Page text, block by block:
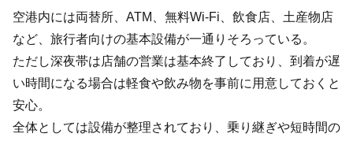
空港内には両替所、ATM、無料Wi-Fi、飲食店、土産物店
など、旅行者向けの基本設備が一通りそろっている。
ただし深夜帯は店舗の営業は基本終了しており、到着が遅
い時間になる場合は軽食や飲み物を事前に用意しておくと
安心。
全体としては設備が整理されており、乗り継ぎや短時間の